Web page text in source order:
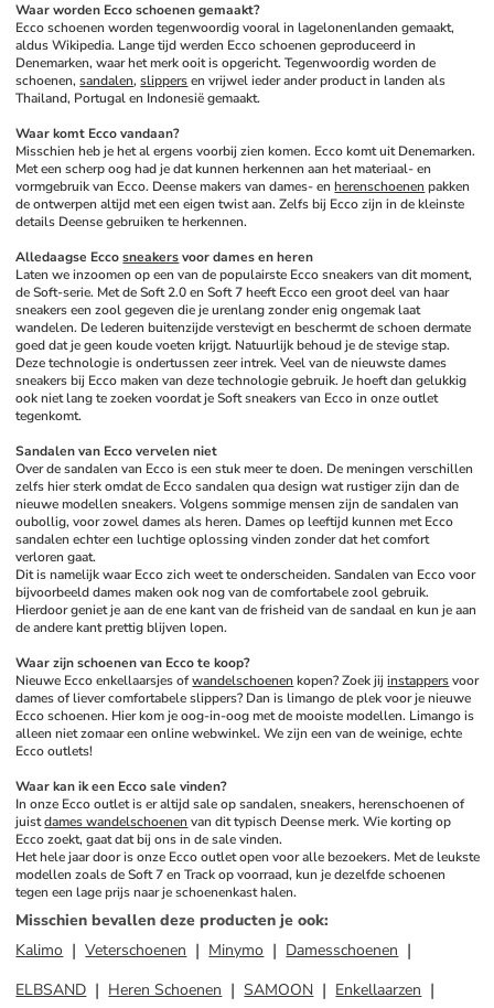
Waar worden Ecco schoenen gemaakt?
Ecco schoenen worden tegenwoordig vooral in lagelonenlanden gemaakt,
aldus Wikipedia. Lange tijd werden Ecco schoenen geproduceerd in
Denemarken, waar het merk ooit is opgericht. Tegenwoordig worden de
schoenen, sandalen, slippers en vrijwel ieder ander product in landen als
Thailand, Portugal en Indonesië gemaakt.
Waar komt Ecco vandaan?
Misschien heb je het al ergens voorbij zien komen. Ecco komt uit Denemarken.
Met een scherp oog had je dat kunnen herkennen aan het materiaal- en
vormgebruik van Ecco. Deense makers van dames- en herenschoenen pakken
de ontwerpen altijd met een eigen twist aan. Zelfs bij Ecco zijn in de kleinste
details Deense gebruiken te herkennen.
Alledaagse Ecco sneakers voor dames en heren
Laten we inzoomen op een van de populairste Ecco sneakers van dit moment,
de Soft-serie. Met de Soft 2.0 en Soft 7 heeft Ecco een groot deel van haar
sneakers een zool gegeven die je urenlang zonder enig ongemak laat
wandelen. De lederen buitenzijde verstevigt en beschermt de schoen dermate
goed dat je geen koude voeten krijgt. Natuurlijk behoud je de stevige stap.
Deze technologie is ondertussen zeer intrek. Veel van de nieuwste dames
sneakers bij Ecco maken van deze technologie gebruik. Je hoeft dan gelukkig
ook niet lang te zoeken voordat je Soft sneakers van Ecco in onze outlet
tegenkomt.
Sandalen van Ecco vervelen niet
Over de sandalen van Ecco is een stuk meer te doen. De meningen verschillen
zelfs hier sterk omdat de Ecco sandalen qua design wat rustiger zijn dan de
nieuwe modellen sneakers. Volgens sommige mensen zijn de sandalen van
oubollig, voor zowel dames als heren. Dames op leeftijd kunnen met Ecco
sandalen echter een luchtige oplossing vinden zonder dat het comfort
verloren gaat.
Dit is namelijk waar Ecco zich weet te onderscheiden. Sandalen van Ecco voor
bijvoorbeeld dames maken ook nog van de comfortabele zool gebruik.
Hierdoor geniet je aan de ene kant van de frisheid van de sandaal en kun je aan
de andere kant prettig blijven lopen.
Waar zijn schoenen van Ecco te koop?
Nieuwe Ecco enkellaarsjes of wandelschoenen kopen? Zoek jij instappers voor
dames of liever comfortabele slippers? Dan is limango de plek voor je nieuwe
Ecco schoenen. Hier kom je oog-in-oog met de mooiste modellen. Limango is
alleen niet zomaar een online webwinkel. We zijn een van de weinige, echte
Ecco outlets!
Waar kan ik een Ecco sale vinden?
In onze Ecco outlet is er altijd sale op sandalen, sneakers, herenschoenen of
juist dames wandelschoenen van dit typisch Deense merk. Wie korting op
Ecco zoekt, gaat dat bij ons in de sale vinden.
Het hele jaar door is onze Ecco outlet open voor alle bezoekers. Met de leukste
modellen zoals de Soft 7 en Track op voorraad, kun je dezelfde schoenen
tegen een lage prijs naar je schoenenkast halen.
Misschien bevallen deze producten je ook:
Kalimo
Veterschoenen Minymo
Damesschoenen
ELBSAND
Heren Schoenen SAMOON
Enkellaarzen